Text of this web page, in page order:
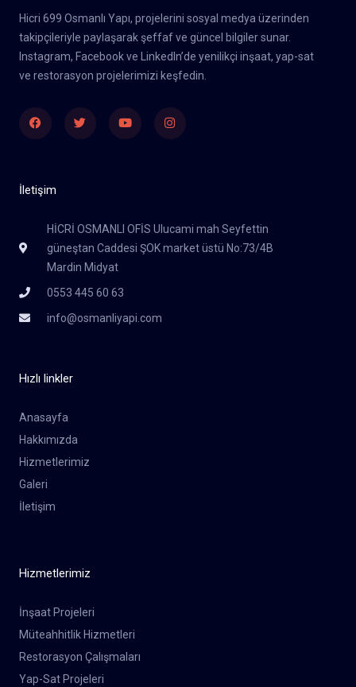
Hicri 699 Osmanlı Yapı, projelerini sosyal medya üzerinden
takipçileriyle paylaşarak şeffaf ve güncel bilgiler sunar.
Instagram, Facebook ve LinkedIn’de yenilikçi inşaat, yap-sat
ve restorasyon projelerimizi keşfedin.
FacebookTwitter YoutubeInstagram
İletişim
HİCRİ OSMANLI OFİS Ulucami mah Seyfettin
güneştan Caddesi ŞOK market üstü No:73/4B
Mardin Midyat
0553 445 60 63
info@osmanliyapi.com
Hızlı linkler
Anasayfa
Hakkımızda
Hizmetlerimiz
Galeri
İletişim
Hizmetlerimiz
İnşaat Projeleri
Müteahhitlik Hizmetleri
Restorasyon Çalışmaları
Yap-Sat Projeleri